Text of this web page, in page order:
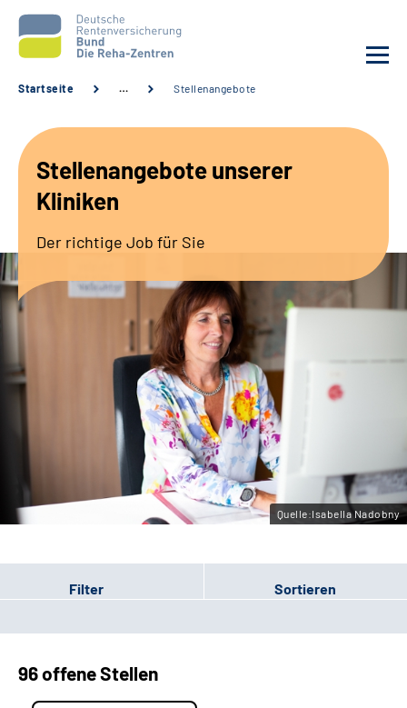
Unsere Kliniken
Sozialdienste & Zuweisende
Erweiterte Suche
Gebärdensprache
Leichte Sprache
Startseite … Stellenangebote
Stellenangebote unserer
Kliniken
Der richtige Job für Sie
Quelle:Isabella Nadobny
Filter Sortieren
96 offene Stellen